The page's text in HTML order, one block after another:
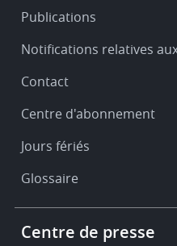
Publications
Notifications relatives
Contact
Centre d'abonnement
Jours fériés
Glossaire
Centre de presse